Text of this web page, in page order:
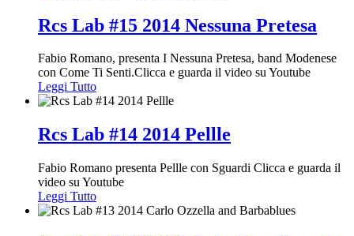
Rcs Lab #15 2014 Nessuna Pretesa
Fabio Romano, presenta I Nessuna Pretesa, band Modenese
con Come Ti Senti.Clicca e guarda il video su Youtube
Leggi Tutto
Rcs Lab #14 2014 Pellle
Fabio Romano presenta Pellle con Sguardi Clicca e guarda il
video su Youtube
Leggi Tutto